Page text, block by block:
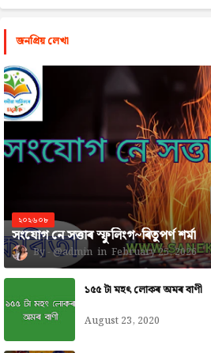
জনপ্রিয় লেখা
২০২৬০৮
সংযোগ নে সত্তাৰ স্ফুলিংগ~ৰিতুপৰ্ণ শৰ্মা
@admin February 25, 2026
১৫৫ টা মহৎ লোকৰ অমৰ বাণী
August 23, 2020